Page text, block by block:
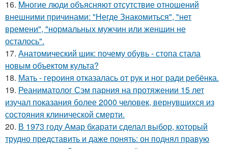
16. Mногие люди объясняют отсутствие отношений
внешними причинами: "Негде Знакомиться", "нет
времени", "нормальных мужчин или женщин не
осталось".
17. Анатомический шик: почему обувь - стопа стала
новым объектом культа?
18. Мать - героиня отказалась от рук и ног ради ребёнка.
19. Реаниматолог Сэм парния на протяжении 15 лет
изучал показания более 2000 человек, вернувшихся из
состояния клинической смерти.
20. В 1973 году Амар бхарати сделал выбор, который
трудно представить и даже понять: он поднял правую